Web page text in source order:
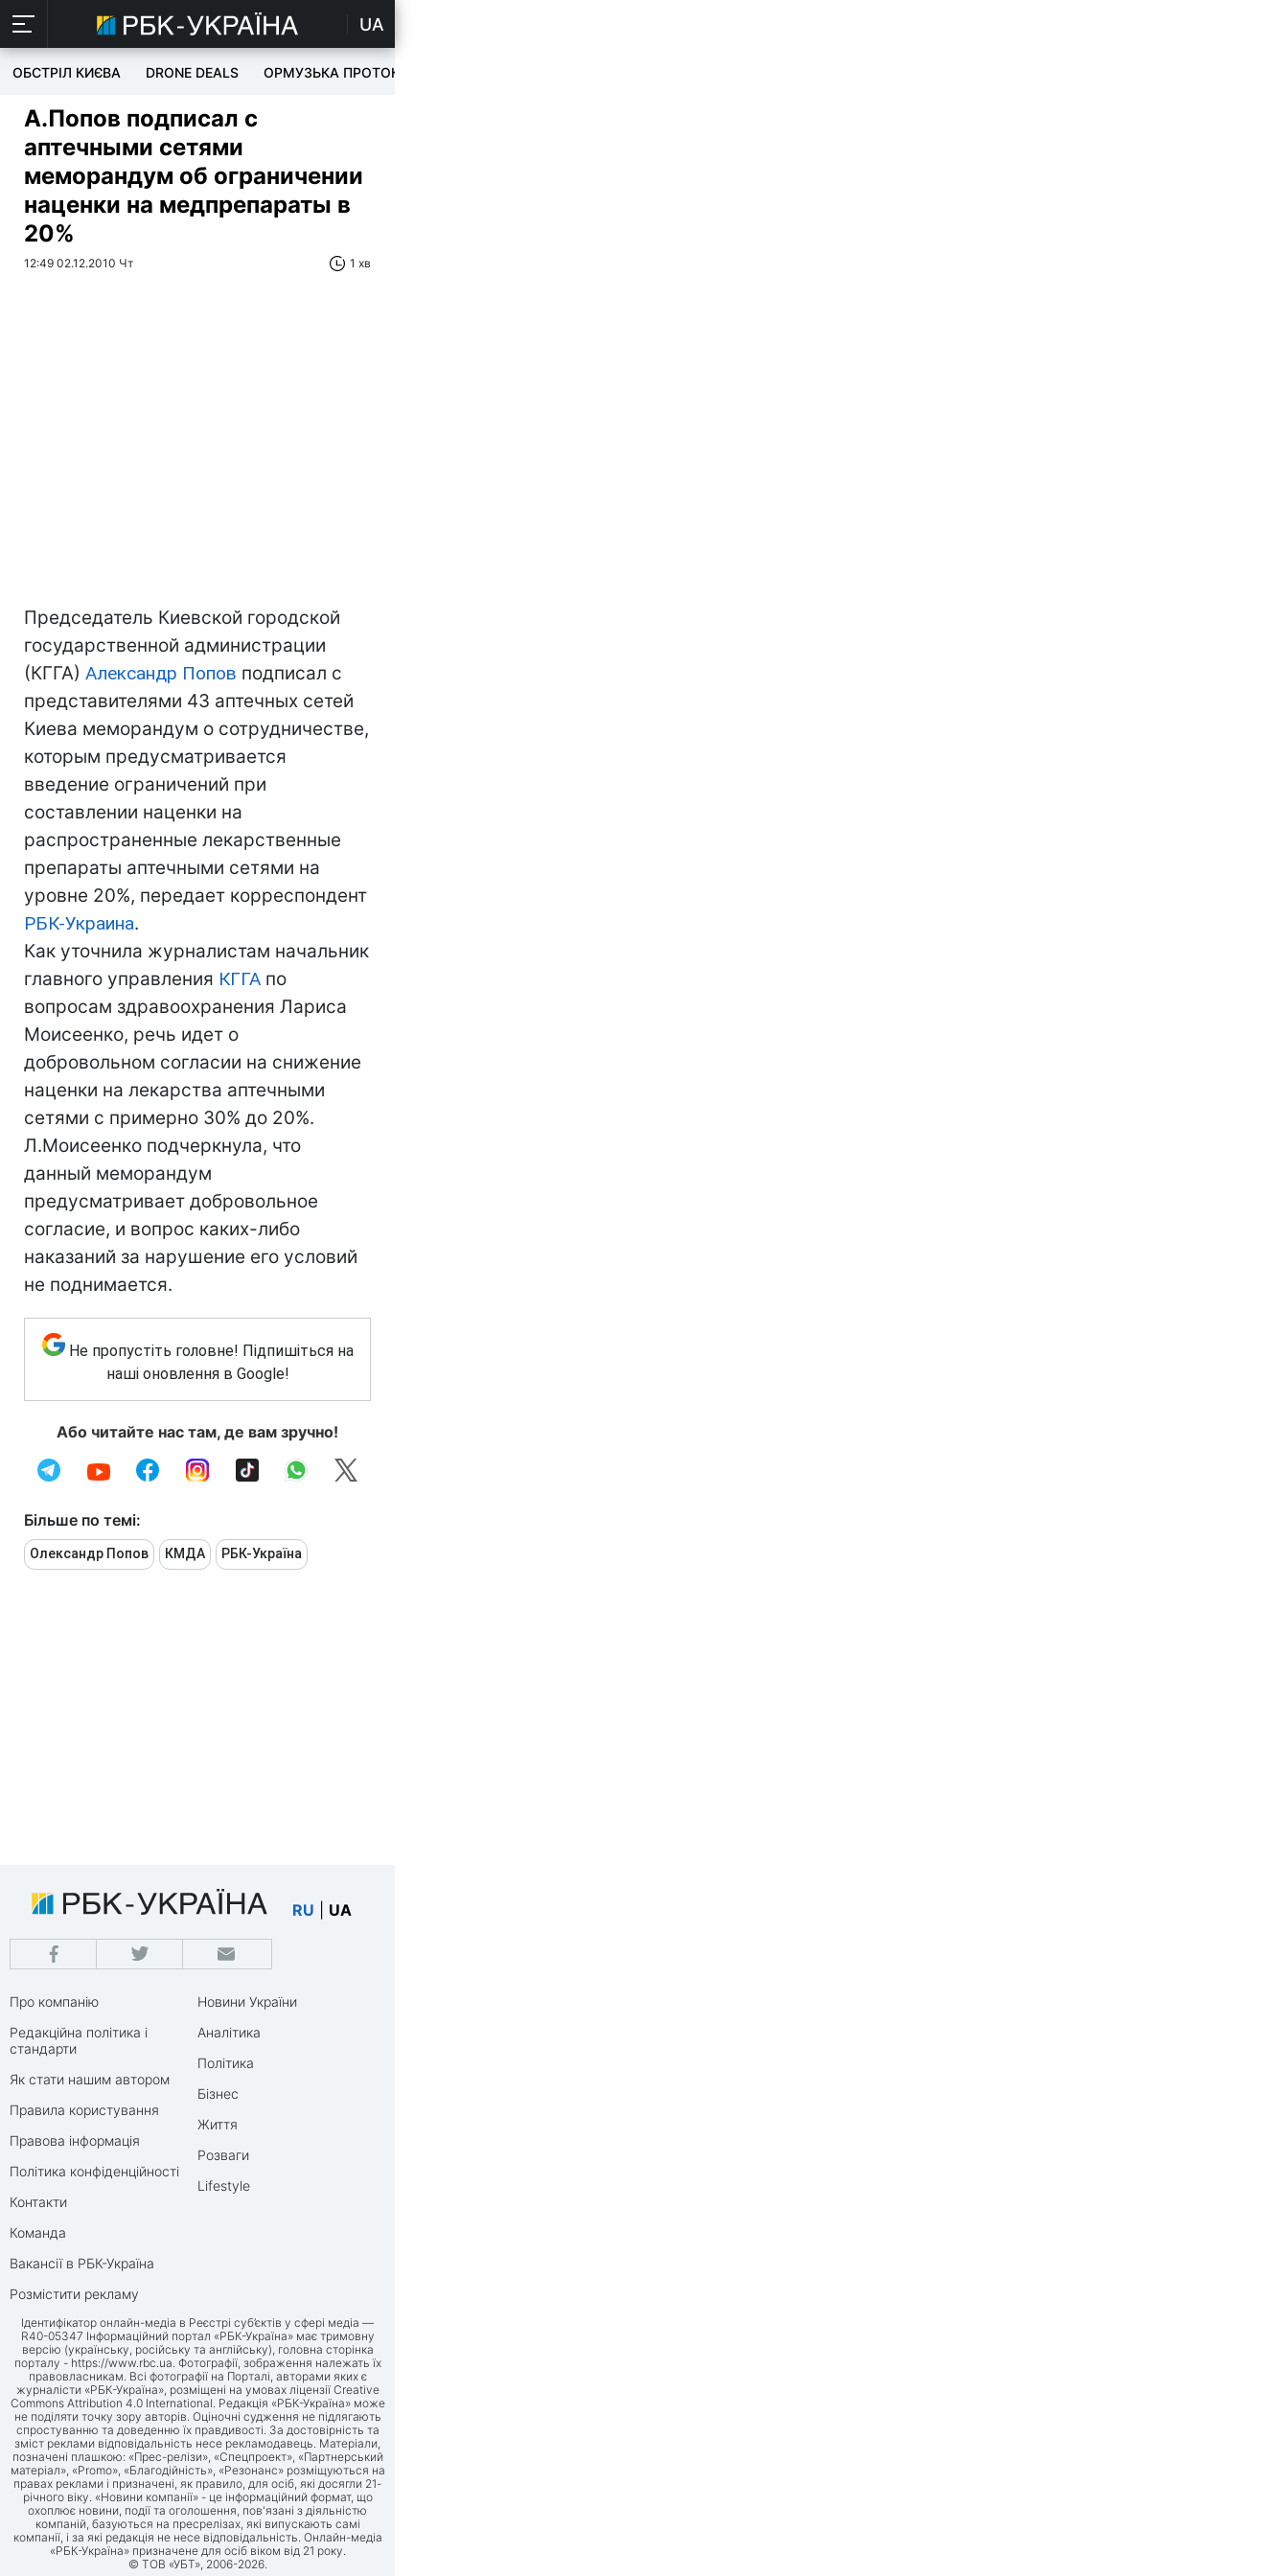
UA
ОБСТРІЛ КИЄВА DRONE DEALS ОРМУЗЬКА ПРОТОКА
А.Попов подписал с
аптечными сетями
меморандум об ограничении
наценки на медпрепараты в
20%
12:49 02.12.2010 Чт 1 хв
Председатель Киевской городской
государственной администрации
(КГГА) Александр Попов подписал с
представителями 43 аптечных сетей
Киева меморандум о сотрудничестве,
которым предусматривается
введение ограничений при
составлении наценки на
распространенные лекарственные
препараты аптечными сетями на
уровне 20%, передает корреспондент
РБК-Украина.
Как уточнила журналистам начальник
главного управления КГГА по
вопросам здравоохранения Лариса
Моисеенко, речь идет о
добровольном согласии на снижение
наценки на лекарства аптечными
сетями с примерно 30% до 20%.
Л.Моисеенко подчеркнула, что
данный меморандум
предусматривает добровольное
согласие, и вопрос каких-либо
наказаний за нарушение его условий
не поднимается.
Не пропустіть головне! Підпишіться на
наші оновлення в Google!
Або читайте нас там, де вам зручно!
Більше по темі:
Олександр Попов КМДА РБК-Україна
RU UA
Про компанію
Редакційна політика і
стандарти
Як стати нашим автором
Правила користування
Правова інформація
Політика конфіденційності
Контакти
Команда
Вакансії в РБК-Україна
Розмістити рекламу
Новини України
Аналітика
Політика
Бізнес
Життя
Розваги
Lifestyle
Ідентифікатор онлайн-медіа в Реєстрі суб’єктів у сфері медіа —
R40-05347 Інформаційний портал «РБК-Україна» має тримовну
версію (українську, російську та англійську), головна сторінка
порталу - https://www.rbc.ua. Фотографії, зображення належать їх
правовласникам. Всі фотографії на Порталі, авторами яких є
журналісти «РБК-Україна», розміщені на умовах ліцензії Creative
Commons Attribution 4.0 International. Редакція «РБК-Україна» може
не поділяти точку зору авторів. Оціночні судження не підлягають
спростуванню та доведенню їх правдивості. За достовірність та
зміст реклами відповідальність несе рекламодавець. Матеріали,
позначені плашкою: «Прес-релізи», «Спецпроект», «Партнерський
матеріал», «Promo», «Благодійність», «Резонанс» розміщуються на
правах реклами і призначені, як правило, для осіб, які досягли 21-
річного віку. «Новини компанії» - це інформаційний формат, що
охоплює новини, події та оголошення, пов'язані з діяльністю
компаній, базуються на пресрелізах, які випускають самі
компанії, і за які редакція не несе відповідальність. Онлайн-медіа
«РБК-Україна» призначене для осіб віком від 21 року.
© ТОВ «УБТ», 2006-2026.